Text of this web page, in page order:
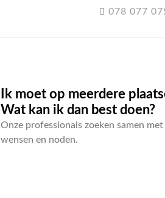
078 077
Ik moet op meerdere
Wat kan ik dan best doen?
Onze professionals zoeken samen
wensen en noden.